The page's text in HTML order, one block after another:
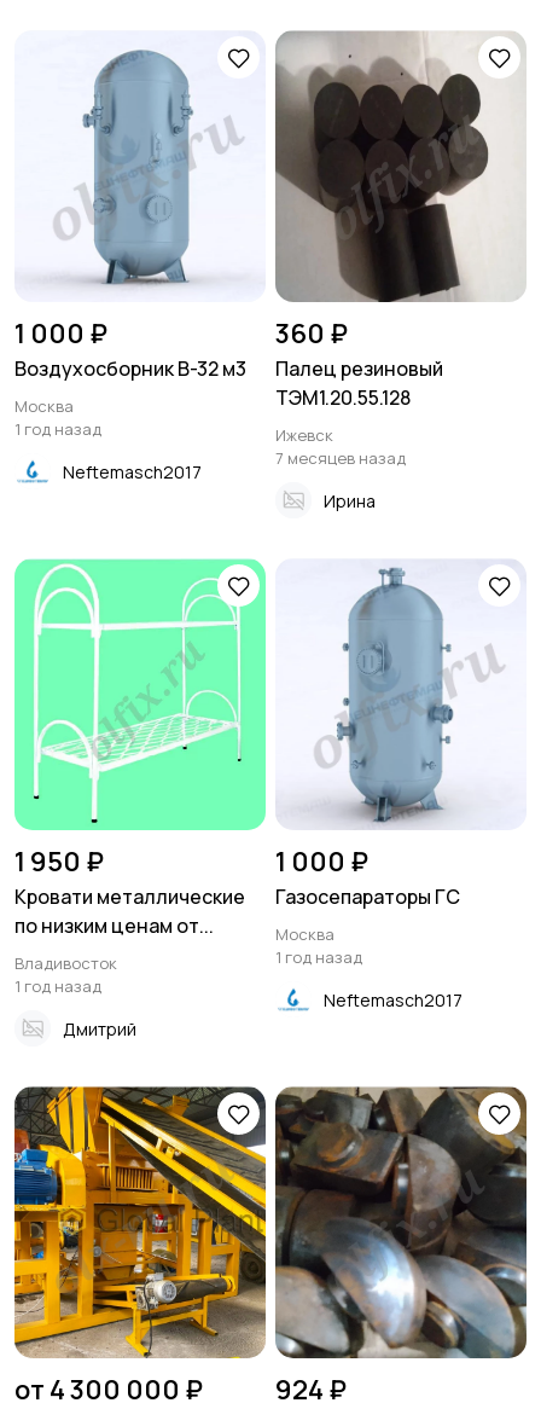
1 000 ₽
Воздухосборник В-32 м3
Москва
1 год назад
Neftemasch2017
360 ₽
Палец резиновый
ТЭМ1.20.55.128
Ижевск
7 месяцев назад
Ирина
1 950 ₽
Кровати металлические
по низким ценам от...
Владивосток
1 год назад
Дмитрий
1 000 ₽
Газосепараторы ГС
Москва
1 год назад
Neftemasch2017
от 4 300 000 ₽ 924 ₽